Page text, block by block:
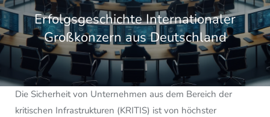
Erfolgsgeschichte Internationaler
Großkonzern aus Deutschland
Image
Die Sicherheit von Unternehmen aus dem Bereich der
kritischen Infrastrukturen (KRITIS) ist von höchster